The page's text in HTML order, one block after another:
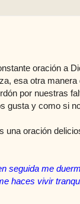
oración a
esa otra
por nuestras
gusta y como si
una oración
seguida me
haces vivir